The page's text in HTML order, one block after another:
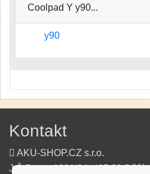
Coolpad Y y90...
y90
Kontakt
AKU-SHOP.CZ s.r.o.
J.Š.Baara 1331/34, 405 02 Děčín